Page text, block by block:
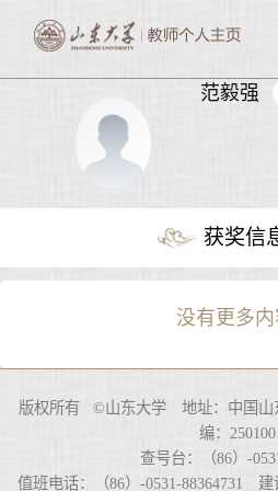
范毅强
获奖信
没有更多内
版权所有 ©山东大学 地址：中国山
编：
查号台：（86）-
值班电话：（86）-0531-88364731